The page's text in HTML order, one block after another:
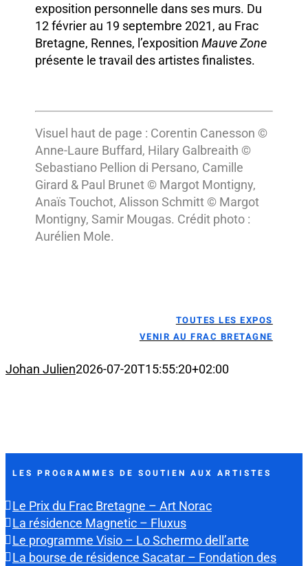
exposition personnelle dans ses murs. Du
12 février au 19 septembre 2021, au Frac
Bretagne, Rennes, l’expositionMauve Zone
présente le travail des artistes finalistes.
Visuel haut de page : Corentin Canesson ©
Anne-Laure Buffard, Hilary Galbreaith ©
Sebastiano Pellion di Persano, Camille
Girard & Paul Brunet © Margot Montigny,
Anaïs Touchot, Alisson Schmitt © Margot
Montigny, Samir Mougas. Crédit photo :
Aurélien Mole.
TOUTES LES EXPOS
VENIR AU FRAC BRETAGNE
Johan Julien2026-07-20T15:55:20+02:00
LES PROGRAMMES DE SOUTIEN AUX ARTISTES
Le Prix du Frac Bretagne – Art Norac
La résidence Magnetic – Fluxus
Le programme Visio – Lo Schermo dell’arte
La bourse de résidence Sacatar – Fondation des